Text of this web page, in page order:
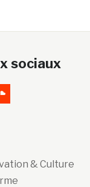
sociaux
& Culture